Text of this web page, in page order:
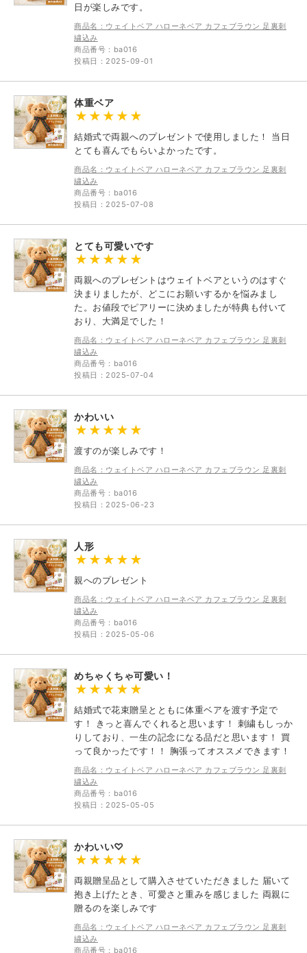
日が楽しみです。
商品名：ウェイトベア ハローネベア カフェブラウン 足裏刺
繍込み
商品番号：ba016
投稿日：2025-09-01
体重ベア
結婚式で両親へのプレゼントで使用しました！ 当日
とても喜んでもらいよかったです。
商品名：ウェイトベア ハローネベア カフェブラウン 足裏刺
繍込み
商品番号：ba016
投稿日：2025-07-08
とても可愛いです
両親へのプレゼントはウェイトベアというのはすぐ
決まりましたが、どこにお願いするかを悩みまし
た。お値段でピアリーに決めましたが特典も付いて
おり、大満足でした！
商品名：ウェイトベア ハローネベア カフェブラウン 足裏刺
繍込み
商品番号：ba016
投稿日：2025-07-04
かわいい
渡すのが楽しみです！
商品名：ウェイトベア ハローネベア カフェブラウン 足裏刺
繍込み
商品番号：ba016
投稿日：2025-06-23
人形
親へのプレゼント
商品名：ウェイトベア ハローネベア カフェブラウン 足裏刺
繍込み
商品番号：ba016
投稿日：2025-05-06
めちゃくちゃ可愛い！
結婚式で花束贈呈とともに体重ベアを渡す予定で
す！ きっと喜んでくれると思います！ 刺繍もしっか
りしており、一生の記念になる品だと思います！ 買
って良かったです！！ 胸張ってオススメできます！
商品名：ウェイトベア ハローネベア カフェブラウン 足裏刺
繍込み
商品番号：ba016
投稿日：2025-05-05
かわいい♡
両親贈呈品として購入させていただきました 届いて
抱き上げたとき、可愛さと重みを感じました 両親に
贈るのを楽しみです
商品名：ウェイトベア ハローネベア カフェブラウン 足裏刺
繍込み
商品番号：ba016